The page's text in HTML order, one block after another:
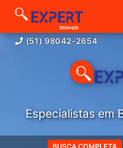
(51) 98042-2654
Especialistas em
BUSCA COMPLETA